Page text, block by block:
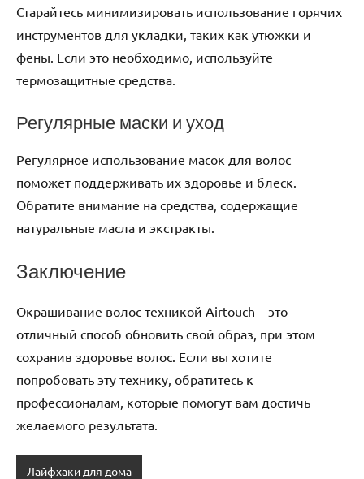
Старайтесь минимизировать использование горячих
инструментов для укладки, таких как утюжки и
фены. Если это необходимо, используйте
термозащитные средства.
Регулярные маски и уход
Регулярное использование масок для волос
поможет поддерживать их здоровье и блеск.
Обратите внимание на средства, содержащие
натуральные масла и экстракты.
Заключение
Окрашивание волос техникой Airtouch – это
отличный способ обновить свой образ, при этом
сохранив здоровье волос. Если вы хотите
попробовать эту технику, обратитесь к
профессионалам, которые помогут вам достичь
желаемого результата.
Лайфхаки для дома